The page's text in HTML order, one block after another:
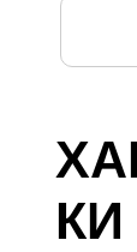
КИ